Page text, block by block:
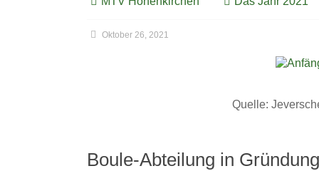
Oktober 26, 2021
Quelle:
Boule-Abteilung in Gründung